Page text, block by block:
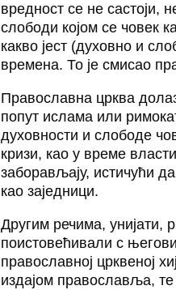
вредност се не састоји,
слободи којом се човек
какво јест (духовно и
времена. То је смисао
Православна црква
попут ислама или
духовности и слободе
кризи, као у време
заборављају, истичући
као заједници.
Другим речима, унијати,
поистовећивали с
православној црквеној
издајом православља, те